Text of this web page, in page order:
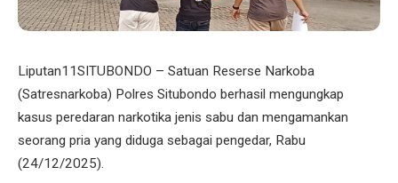
Liputan11SITUBONDO – Satuan Reserse Narkoba
(Satresnarkoba) Polres Situbondo berhasil mengungkap
kasus peredaran narkotika jenis sabu dan mengamankan
seorang pria yang diduga sebagai pengedar, Rabu
(24/12/2025).